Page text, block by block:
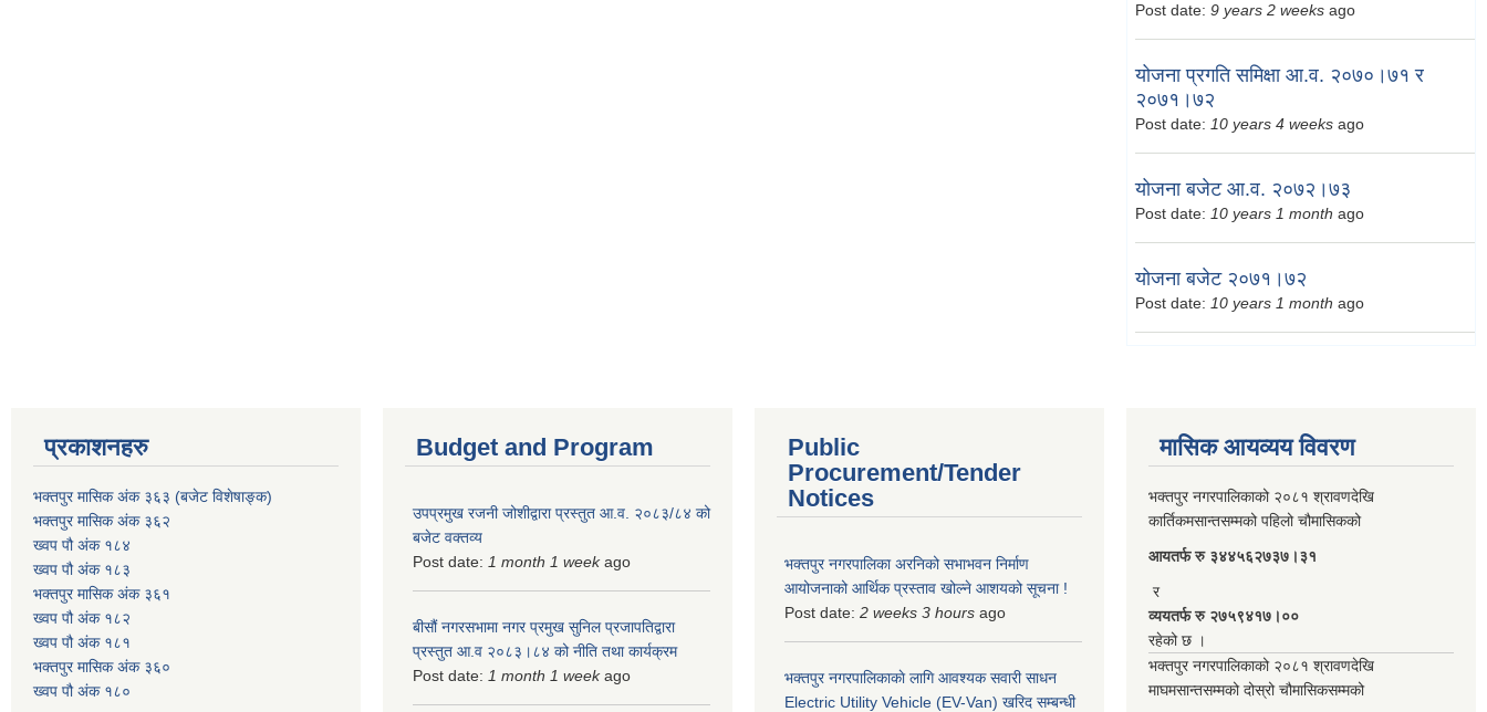
Post date: 9 years 2 weeks ago
योजना प्रगति समिक्षा आ.व. २०७०।७१ र
२०७१।७२
Post date: 10 years 4 weeks ago
योजना बजेट आ.व. २०७२।७३
Post date: 10 years 1 month ago
योजना बजेट २०७१।७२
Post date: 10 years 1 month ago
प्रकाशनहरु
भक्तपुर मासिक अंक ३६३ (बजेट विशेषाङ्क)
भक्तपुर मासिक अंक ३६२
ख्वप पौ अंक १८४
ख्वप पौ अंक १८३
भक्तपुर मासिक अंक ३६१
ख्वप पौ अंक १८२
ख्वप पौ अंक १८१
भक्तपुर मासिक अंक ३६०
ख्वप पौ अंक १८०
Budget and Program
उपप्रमुख रजनी जोशीद्वारा प्रस्तुत आ.व. २०८३/८४ को
बजेट वक्तव्य
Post date: 1 month 1 weekago
बीसौं नगरसभामा नगर प्रमुख सुनिल प्रजापतिद्वारा
प्रस्तुत आ.व‍ २०८३।८४ को नीति तथा कार्यक्रम
Post date: 1 month 1 weekago
Public
Procurement/Tender
Notices
भक्तपुर नगरपालिका अरनिको सभाभवन निर्माण
आयोजनाको आर्थिक प्रस्ताव खोल्ने आशयको सूचना !
Post date: 2 weeks 3 hours ago
भक्तपुर नगरपालिकाकाे लागि आवश्यक सवारी साधन
Electric Utility Vehicle (EV-Van) खरिद सम्बन्धी
मासिक आयव्यय विवरण
भक्तपुर नगरपालिकाको २०८१ श्रावणदेखि
कार्तिकमसान्तसम्मको पहिलो चौमासिकको
आयतर्फ रु‌ ३४४५६२७३७।३१
र
व्ययतर्फ रु २७५९४१७।००
रहेको छ ।
भक्तपुर नगरपालिकाको २०८१ श्रावणदेखि
माघमसान्तसम्मको दोस्रो चौमासिकसम्मको